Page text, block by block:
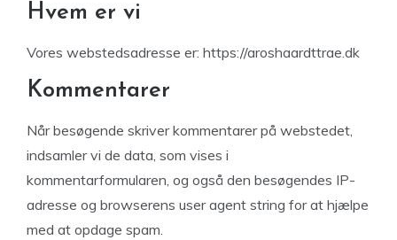
Hvem er vi
Vores webstedsadresse er: https://aroshaardttrae.dk
Kommentarer
Når besøgende skriver kommentarer på webstedet,
indsamler vi de data, som vises i
kommentarformularen, og også den besøgendes IP-
adresse og browserens user agent string for at hjælpe
med at opdage spam.